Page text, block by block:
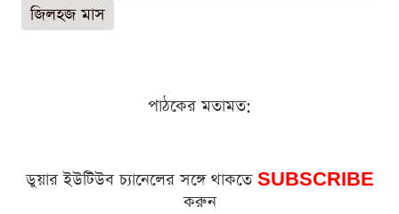
জিলহজ মাস
পাঠকের মতামত:
ডুয়ার ইউটিউব চ্যানেলের সঙ্গে থাকতে SUBSCRIBE
করুন